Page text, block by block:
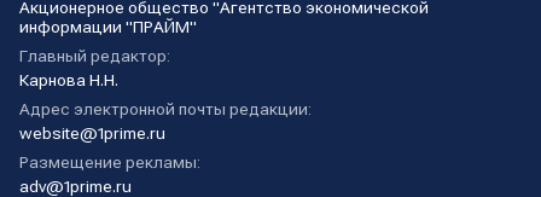
Акционерное общество "Агентство экономической
информации "ПРАЙМ"
Главный редактор:
Карнова Н.Н.
Адрес электронной почты редакции:
website@1prime.ru
Размещение рекламы:
adv@1prime.ru